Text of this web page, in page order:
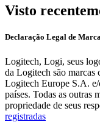
Visto
Declaração Legal de
Logitech, Logi, seus
da Logitech são marcas
Logitech Europe S.A.
países. Todas as outras
propriedade de seus
registradas